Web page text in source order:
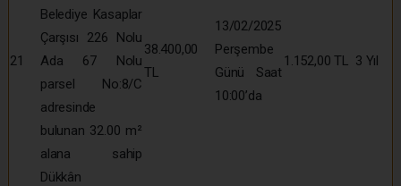
21
Belediye Kasaplar
Çarşısı 226 Nolu
Ada 67 Nolu
parsel No:8/C
adresinde
bulunan 32.00 m²
alana sahip
Dükkân
38.400,00
TL
13/02/2025
Perşembe
Günü Saat
10:00’da
1.152,00 TL 3 Yıl